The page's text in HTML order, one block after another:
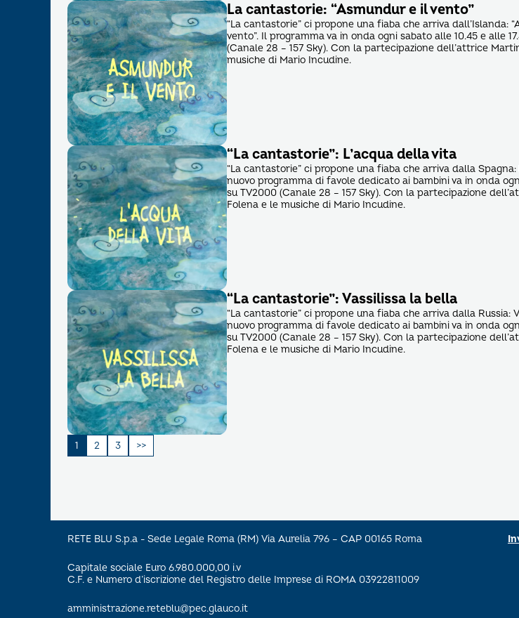
La cantastorie: “Asmundur e il vento”
“La cantastorie” ci propone una fiaba che arriva dall’Islanda:
vento”. Il programma va in onda ogni sabato alle 10.45 e alle
(Canale 28 – 157 Sky). Con la partecipazione dell’attrice
musiche di Mario Incudine.
“La cantastorie”: L’acqua della vita
“La cantastorie” ci propone una fiaba che arriva dalla Spagna:
nuovo programma di favole dedicato ai bambini va in onda
su TV2000 (Canale 28 – 157 Sky). Con la partecipazione
Folena e le musiche di Mario Incudine.
“La cantastorie”: Vassilissa la bella
“La cantastorie” ci propone una fiaba che arriva dalla Russia:
nuovo programma di favole dedicato ai bambini va in onda
su TV2000 (Canale 28 – 157 Sky). Con la partecipazione
Folena e le musiche di Mario Incudine.
Paginazione
articoli
1 2 3
RETE BLU S.p.a - Sede Legale Roma (RM) Via Aurelia 796 – CAP 00165 Roma
Capitale sociale Euro 6.980.000,00 i.v
C.F. e Numero d’iscrizione del Registro delle Imprese di ROMA 03922811009
amministrazione.reteblu@pec.glauco.it